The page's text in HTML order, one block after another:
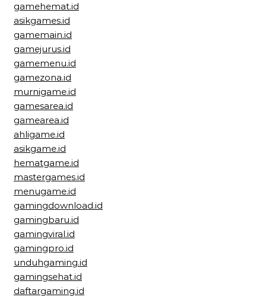
gamehemat.id
asikgames.id
gamemain.id
gamejurus.id
gamemenu.id
gamezona.id
murnigame.id
gamesarea.id
gamearea.id
ahligame.id
asikgame.id
hematgame.id
mastergames.id
menugame.id
gamingdownload.id
gamingbaru.id
gamingviral.id
gamingpro.id
unduhgaming.id
gamingsehat.id
daftargaming.id